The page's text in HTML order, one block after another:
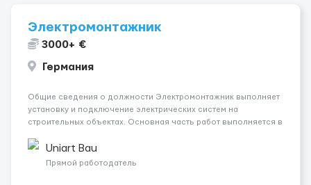
Электромонтажник
3000+ €
Германия
Общие сведения о должности Электромонтажник выполняет
установку и подключение электрических систем на
строительных объектах. Основная часть работ выполняется в
делаем только для профессионалов с доказательным
портфолио Обязанности ...
Uniart Bau
Прямой работодатель